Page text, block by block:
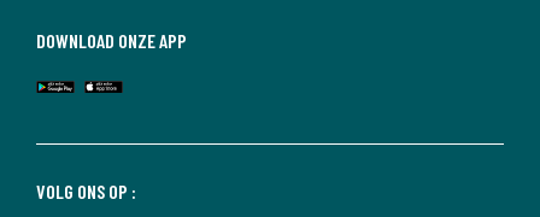
VOLG ONS OP :
DOWNLOAD ONZE APP